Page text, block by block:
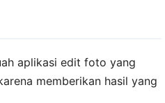
aplikasi edit foto yang
memberikan hasil yang